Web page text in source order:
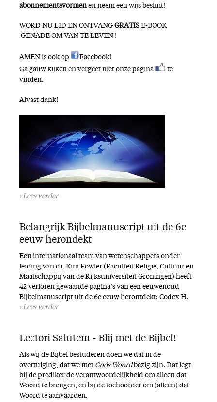
abonnementsvormenen neem een wijs besluit!
WORD NU LID EN ONTVANG GRATIS E-BOOK
'GENADE OM VAN TE LEVEN'!
AMEN is ook op Facebook!
Ga gauw kijken en vergeet niet onze pagina
te
vinden.
Alvast dank!
Lees verder
Belangrijk Bijbelmanuscript uit de 6e
eeuw herondekt
Een internationaal team van wetenschappers onder
leiding van dr. Kim Fowler (Faculteit Religie, Cultuur en
Maatschappij van de Rijksuniversiteit Groningen) heeft
42 verloren gewaande pagina’s van een eeuwenoud
Bijbelmanuscript uit de 6e eeuw herontdekt: Codex H.
Lees verder
Lectori Salutem - Blij met de Bijbel!
Als wij de Bijbel bestuderen doen we dat in de
overtuiging, dat we met Gods Woordbezig zijn. Dat legt
bij de prediker de verantwoordelijkheid om alleen dat
Woord te brengen, en bij de toehoorder om (alleen) dat
Woord te aanvaarden.